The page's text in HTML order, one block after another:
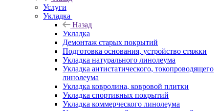
Услуги
Укладка
Назад
Укладка
Демонтаж старых покрытий
Подготовка основания, устройство стяжки
Укладка натурального линолеума
Укладка антистатического, токопроводящего
линолеума
Укладка ковролина, ковровой плитки
Укладка спортивных покрытий
Укладка коммерческого линолеума